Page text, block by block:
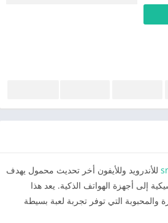
2026 للأندرويد وللأيفون أخر تحديث محمول يهدف
إلى أجهزة الهواتف الذكية. يعد هذا
والمحبوبة التي توفر تجربة لعبة بسيطة